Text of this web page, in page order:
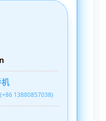
(+86 13880857038)